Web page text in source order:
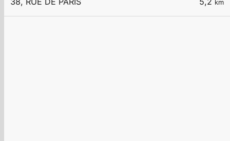
km